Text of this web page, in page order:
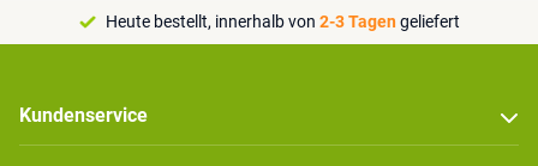
Heute bestellt, innerhalb von 2-3 Tagengeliefert
Kundenservice